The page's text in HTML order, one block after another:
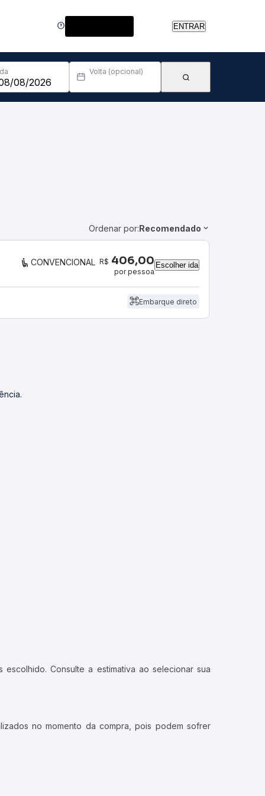
ENTRAR
Volta (opcional)
Ordenar por:Recomendado
CONVENCIONAL R$ 406,00
por pessoa
Escolher ida
Embarque direto
Consulte a estimativa ao selecionar sua
no momento da compra, pois podem sofrer